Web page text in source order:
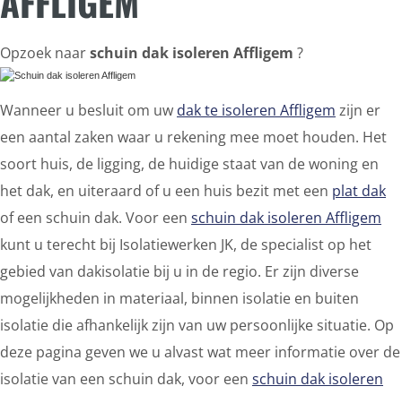
Opzoek naarschuin dak isoleren Affligem ?
Wanneer u besluit om uw dak te isoleren Affligem zijn er
een aantal zaken waar u rekening mee moet houden. Het
soort huis, de ligging, de huidige staat van de woning en
het dak, en uiteraard of u een huis bezit met een plat dak
of een schuin dak. Voor een schuin dak isoleren Affligem
kunt u terecht bij Isolatiewerken JK, de specialist op het
gebied van dakisolatie bij u in de regio. Er zijn diverse
mogelijkheden in materiaal, binnen isolatie en buiten
isolatie die afhankelijk zijn van uw persoonlijke situatie. Op
deze pagina geven we u alvast wat meer informatie over de
isolatie van een schuin dak, voor een schuin dak isoleren